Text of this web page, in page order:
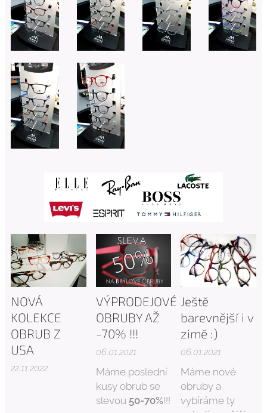
NOVÁ
KOLEKCE
OBRUB Z
USA
22.11.2022
VÝPRODEJOVÉ
OBRUBY AŽ
-70% !!!
06.01.2021
Máme poslední
kusy obrub se
slevou 50-70%!!!
Ještě
barevnější i v
zimě :)
06.01.2021
Máme nové
obruby a
vybíráme ty